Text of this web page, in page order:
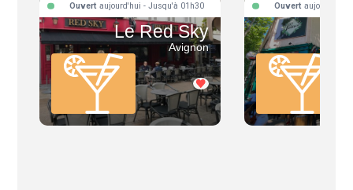
Le Red Sky
Avignon
Ouvert aujourd'hui - Jusqu'à 01h30 Ouvert aujourd'hui